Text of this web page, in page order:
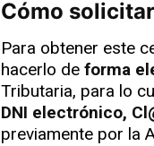
Cómo
Para obtener este
hacerlo de forma
Tributaria, para lo
DNI electrónico,
previamente por la